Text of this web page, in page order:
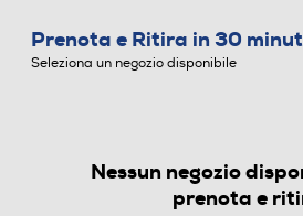
ACCESSORI
Prenota e Ritira in 30
Seleziona un negozio disponibile
Nessun negozio
prenota e